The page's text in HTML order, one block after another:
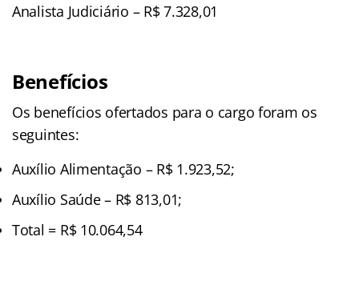
Analista Judiciário – R$ 7.328,01
Benefícios
Os benefícios ofertados para o cargo foram os
seguintes:
Auxílio Alimentação – R$ 1.923,52;
Auxílio Saúde – R$ 813,01;
Total = R$ 10.064,54